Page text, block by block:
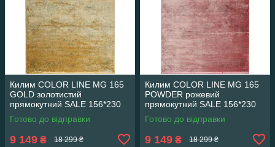
Килим COLOR LINE MG 165
GOLD золотистий
прямокутний SALE 156*230
см
Готово до відправки
9 149 ₴ 18 299 ₴
Килим COLOR LINE MG 165
POWDER рожевий
прямокутний SALE 156*230
см
Готово до відправки
9 149 ₴ 18 299 ₴